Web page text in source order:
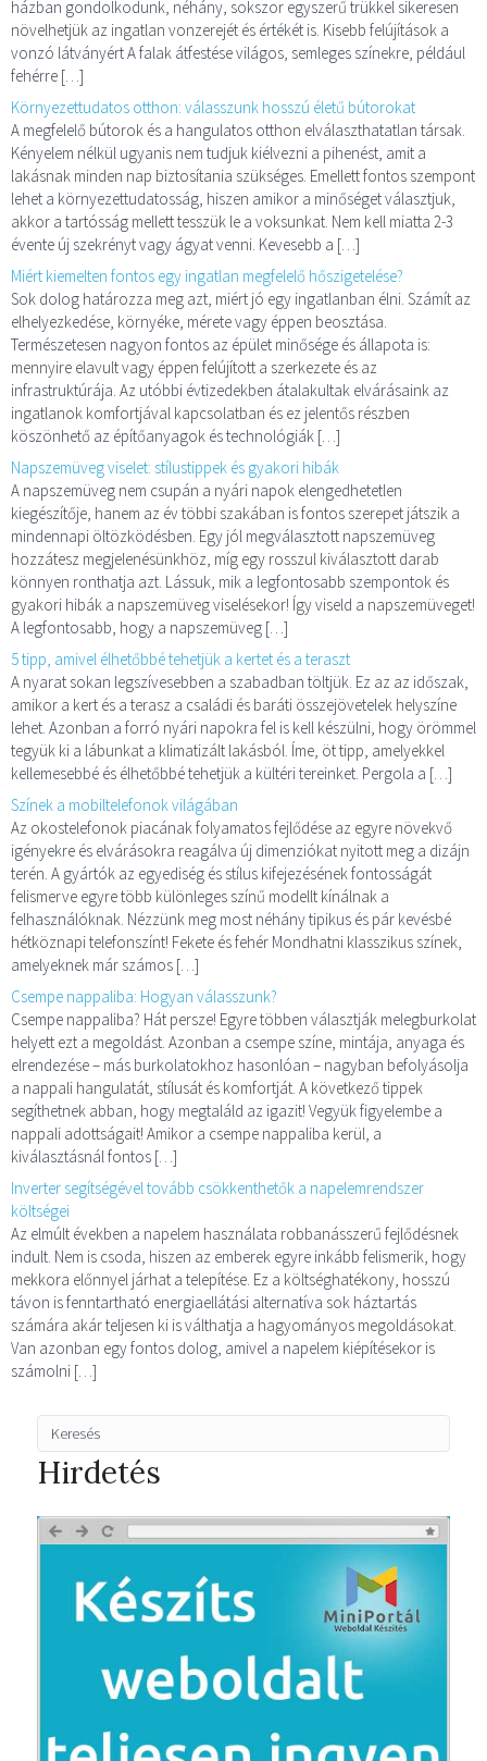
házban gondolkodunk, néhány, sokszor egyszerű trükkel sikeresen
növelhetjük az ingatlan vonzerejét és értékét is. Kisebb felújítások a
vonzó látványért A falak átfestése világos, semleges színekre, például
fehérre […]
Környezettudatos otthon: válasszunk hosszú életű bútorokat
A megfelelő bútorok és a hangulatos otthon elválaszthatatlan társak.
Kényelem nélkül ugyanis nem tudjuk kiélvezni a pihenést, amit a
lakásnak minden nap biztosítania szükséges. Emellett fontos szempont
lehet a környezettudatosság, hiszen amikor a minőséget választjuk,
akkor a tartósság mellett tesszük le a voksunkat. Nem kell miatta 2-3
évente új szekrényt vagy ágyat venni. Kevesebb a […]
Miért kiemelten fontos egy ingatlan megfelelő hőszigetelése?
Sok dolog határozza meg azt, miért jó egy ingatlanban élni. Számít az
elhelyezkedése, környéke, mérete vagy éppen beosztása.
Természetesen nagyon fontos az épület minősége és állapota is:
mennyire elavult vagy éppen felújított a szerkezete és az
infrastruktúrája. Az utóbbi évtizedekben átalakultak elvárásaink az
ingatlanok komfortjával kapcsolatban és ez jelentős részben
köszönhető az építőanyagok és technológiák […]
Napszemüveg viselet: stílustippek és gyakori hibák
A napszemüveg nem csupán a nyári napok elengedhetetlen
kiegészítője, hanem az év többi szakában is fontos szerepet játszik a
mindennapi öltözködésben. Egy jól megválasztott napszemüveg
hozzátesz megjelenésünkhöz, míg egy rosszul kiválasztott darab
könnyen ronthatja azt. Lássuk, mik a legfontosabb szempontok és
gyakori hibák a napszemüveg viselésekor! Így viseld a napszemüveget!
A legfontosabb, hogy a napszemüveg […]
5 tipp, amivel élhetőbbé tehetjük a kertet és a teraszt
A nyarat sokan legszívesebben a szabadban töltjük. Ez az az időszak,
amikor a kert és a terasz a családi és baráti összejövetelek helyszíne
lehet. Azonban a forró nyári napokra fel is kell készülni, hogy örömmel
tegyük ki a lábunkat a klimatizált lakásból. Íme, öt tipp, amelyekkel
kellemesebbé és élhetőbbé tehetjük a kültéri tereinket. Pergola a […]
Színek a mobiltelefonok világában
Az okostelefonok piacának folyamatos fejlődése az egyre növekvő
igényekre és elvárásokra reagálva új dimenziókat nyitott meg a dizájn
terén. A gyártók az egyediség és stílus kifejezésének fontosságát
felismerve egyre több különleges színű modellt kínálnak a
felhasználóknak. Nézzünk meg most néhány tipikus és pár kevésbé
hétköznapi telefonszínt! Fekete és fehér Mondhatni klasszikus színek,
amelyeknek már számos […]
Csempe nappaliba: Hogyan válasszunk?
Csempe nappaliba? Hát persze! Egyre többen választják melegburkolat
helyett ezt a megoldást. Azonban a csempe színe, mintája, anyaga és
elrendezése – más burkolatokhoz hasonlóan – nagyban befolyásolja
a nappali hangulatát, stílusát és komfortját. A következő tippek
segíthetnek abban, hogy megtaláld az igazit! Vegyük figyelembe a
nappali adottságait! Amikor a csempe nappaliba kerül, a
kiválasztásnál fontos […]
Inverter segítségével tovább csökkenthetők a napelemrendszer
költségei
Az elmúlt években a napelem használata robbanásszerű fejlődésnek
indult. Nem is csoda, hiszen az emberek egyre inkább felismerik, hogy
mekkora előnnyel járhat a telepítése. Ez a költséghatékony, hosszú
távon is fenntartható energiaellátási alternatíva sok háztartás
számára akár teljesen ki is válthatja a hagyományos megoldásokat.
Van azonban egy fontos dolog, amivel a napelem kiépítésekor is
számolni […]
Hirdetés